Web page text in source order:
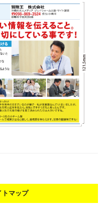
トマップ